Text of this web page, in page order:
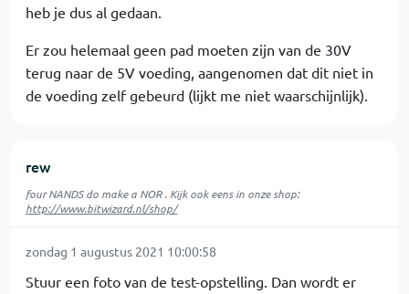
heb je dus al gedaan.
Er zou helemaal geen pad moeten zijn van de 30V
terug naar de 5V voeding, aangenomen dat dit niet in
de voeding zelf gebeurd (lijkt me niet waarschijnlijk).
rew
four NANDS do make a NOR . Kijk ook eens in onze shop:
http://www.bitwizard.nl/shop/
zondag 1 augustus 2021 10:00:58
Stuur een foto van de test-opstelling. Dan wordt er